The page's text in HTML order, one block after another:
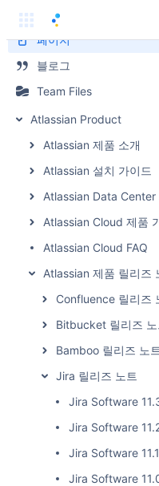
페이지
블로그
Team Files
Atlassian Product
Atlassian 제품 소개
Atlassian 설치 가이드
Atlassian Data Center
Atlassian Cloud 제품
Atlassian Cloud FAQ
Atlassian 제품 릴리즈
Confluence 릴리즈
Bitbucket 릴리즈 노
Bamboo 릴리즈 노트
Jira 릴리즈 노트
Jira Software
Jira Software
Jira Software
Jira Software